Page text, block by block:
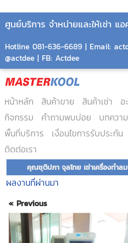
ศูนย์บริการ จำหน่ายและให้เช่า แอ
Hotline 081-636-6689 | Email:
@actdee | FB: Actdee
หน้าหลัก สินค้าขาย สินค้าเช่า อ
กิจกรรม
คำถามพบบ่อย บทความ
พื้นที่บริการ
เงื่อนไขการรับประกัน
ติดต่อเรา
คุณชุติปภา จุลไทย เช่าเครื่องทำล
ผลงานที่ผ่านมา
« Previous